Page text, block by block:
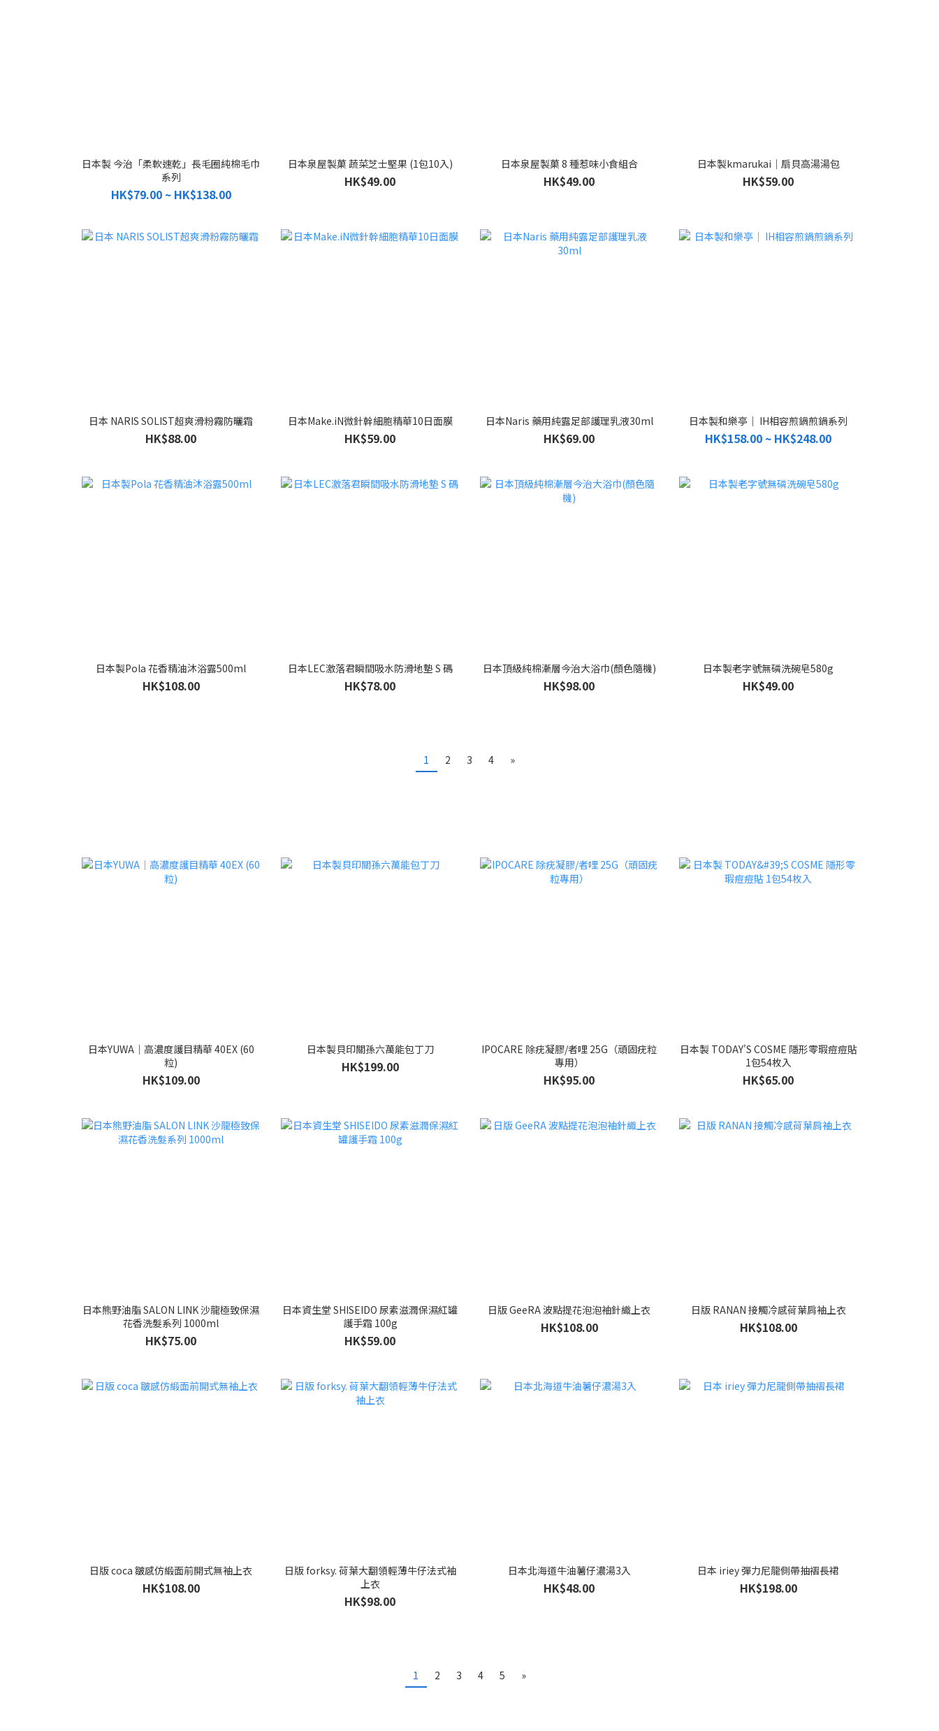
日本製 今治「柔軟速乾」長毛圈純棉毛巾
系列
HK$79.00 ~ HK$138.00
日本泉屋製菓 蔬菜芝士堅果 (1包10入)
HK$49.00
日本泉屋製菓 8 種惹味小食組合
HK$49.00
日本製kmarukai｜扇貝高湯湯包
HK$59.00
日本 NARIS SOLIST超爽滑粉霧防曬霜
HK$88.00
日本Make.iN微針幹細胞精華10日面膜
HK$59.00
日本Naris 藥用純露足部護理乳液30ml
HK$69.00
日本製和樂亭｜ IH相容煎鍋煎鍋系列
HK$158.00 ~ HK$248.00
日本製Pola 花香精油沐浴露500ml
HK$108.00
日本LEC激落君瞬間吸水防滑地墊 S 碼
HK$78.00
日本頂級純棉漸層今治大浴巾(顏色隨機)
HK$98.00
日本製老字號無磷洗碗皂580g
HK$49.00
1 2 3 4 »
日本YUWA｜高濃度護目精華 40EX (60
粒)
HK$109.00
日本製貝印關孫六萬能包丁刀
HK$199.00
IPOCARE 除疣凝膠/者哩 25G（頑固疣粒
專用）
HK$95.00
日本製 TODAY'S COSME 隱形零瑕痘痘貼
1包54枚入
HK$65.00
日本熊野油脂 SALON LINK 沙龍極致保濕
花香洗髮系列 1000ml
HK$75.00
日本資生堂 SHISEIDO 尿素滋潤保濕紅罐
護手霜 100g
HK$59.00
日版 GeeRA 波點提花泡泡袖針織上衣
HK$108.00
日版 RANAN 接觸冷感荷葉肩袖上衣
HK$108.00
日版 coca 皺感仿緞面前開式無袖上衣
HK$108.00
日版 forksy. 荷葉大翻領輕薄牛仔法式袖
上衣
HK$98.00
日本北海道牛油薯仔濃湯3入
HK$48.00
日本 iriey 彈力尼龍側帶抽褶長裙
HK$198.00
1 2 3 4 5 »